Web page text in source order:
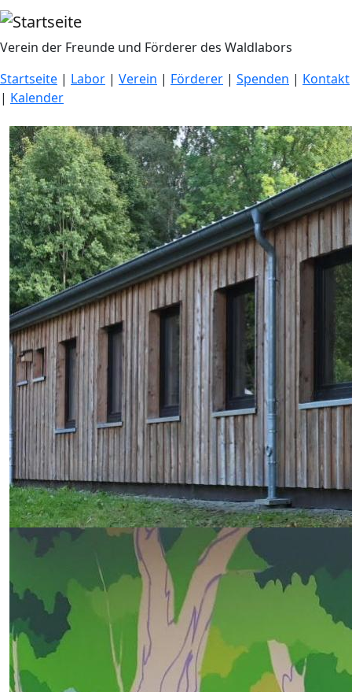
Direkt zum Inhalt
Verein der Freunde und Förderer des Waldlabors
Startseite | Labor | Verein | Förderer | Spenden | Kontakt
| Kalender